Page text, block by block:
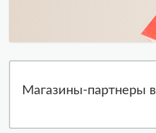
Магазины-партнеры в